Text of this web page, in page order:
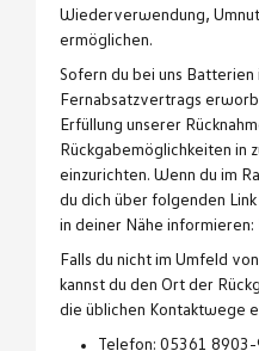
Wiederverwendung,
ermöglichen.
Sofern du bei uns Batterien
Fernabsatzvertrags
Erfüllung unserer
Rückgabemöglichkeiten in
einzurichten. Wenn du im
du dich über folgenden
in deiner Nähe informieren:
Falls du nicht im Umfeld
kannst du den Ort der
die üblichen Kontaktwege
Telefon: 05361